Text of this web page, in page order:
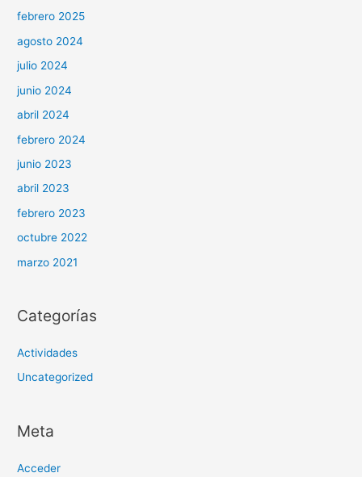
febrero 2025
agosto 2024
julio 2024
junio 2024
abril 2024
febrero 2024
junio 2023
abril 2023
febrero 2023
octubre 2022
marzo 2021
Categorías
Actividades
Uncategorized
Meta
Acceder